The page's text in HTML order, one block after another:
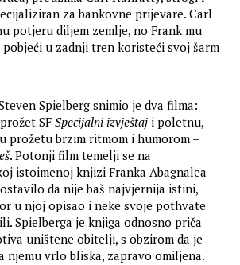
za bankovne prijevare. Carl
potjeru diljem zemlje, no Frank mu
u zadnji tren koristeći svoj šarm
Spielberg snimio je dva filma:
SFSpecijalni izvještaj i poletnu,
prožetu brzim ritmom i humorom –
. Potonji film temelji se na
istoimenoj knjizi Franka Abagnalea
da nije baš najvjernija istini,
u njoj opisao i neke svoje pothvate
Spielberga je knjiga odnosno priča
uništene obitelji, s obzirom da je
njemu vrlo bliska, zapravo omiljena.